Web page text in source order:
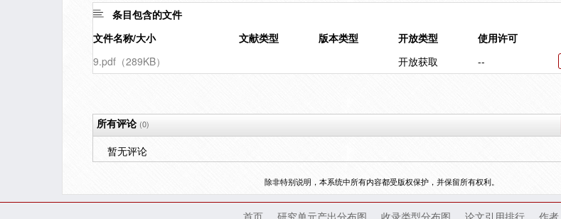
条目包含的文件
文件名称/大小
文献类型 版本类型 开放类型
使用许可
9.pdf（289KB）
开放获取 --
所有评论(0)
暂无评论
除非特别说明，本系统中所有内容都受版权保护，并保留所有权利。
首页 研究单元产出分布图 收录类型分布图 论文引用排行 作者